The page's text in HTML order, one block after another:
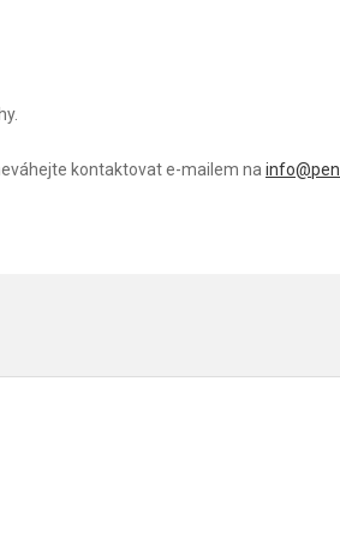
kontaktovat e-mailem na